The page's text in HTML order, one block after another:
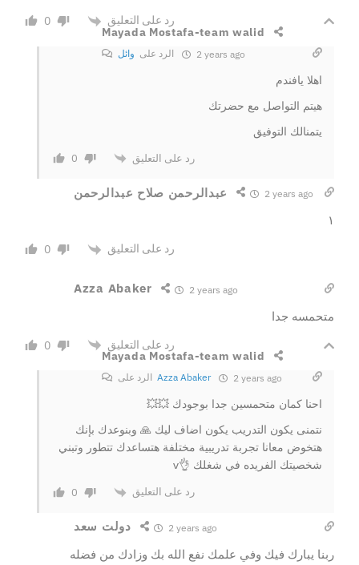
0 رد على التعليق
Mayada Mostafa-team walid
الرد على وائل 2 years ago
اهلا يافندم
هيتم التواصل مع حضرتك
يتمنالك التوفيق
0 رد على التعليق
عبدالرحمن صلاح عبدالرحمن 2 years ago
١
0 رد على التعليق
Azza Abaker 2 years ago
متحمسه جدا
0 رد على التعليق
Mayada Mostafa-team walid
Azza Abaker 2 years ago
احنا كمان متحمسين جدا بوجودك 💥💥
نتمنى يكون التدريب يكون اضاف ليك 🙏 وبنوعدك بإنك
هتخوض معانا تجربة تدريبية مختلفة هتساعدك تتطور وتبني
شخصيتك الفريده في شغلك 👌v
0 رد على التعليق
دولت سعد 2 years ago
ربنا يبارك فيك وفي علمك نفع الله بك وزادك من فضله